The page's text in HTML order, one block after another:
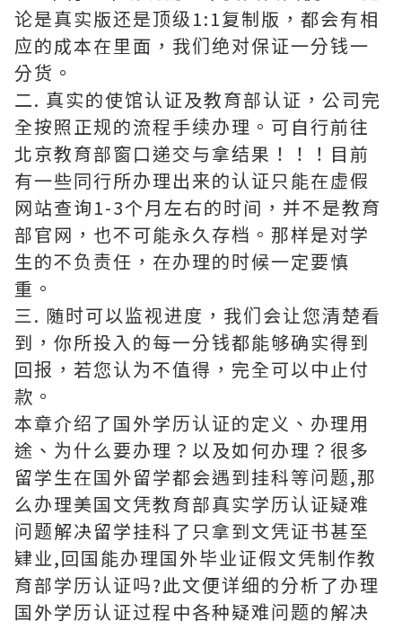
论是真实版还是顶级1:1复制版，都会有相
应的成本在里面，我们绝对保证一分钱一
分货。
二. 真实的使馆认证及教育部认证，公司完
全按照正规的流程手续办理。可自行前往
北京教育部窗口递交与拿结果！！！目前
有一些同行所办理出来的认证只能在虚假
网站查询1-3个月左右的时间，并不是教育
部官网，也不可能永久存档。那样是对学
生的不负责任，在办理的时候一定要慎
重。
三. 随时可以监视进度，我们会让您清楚看
到，你所投入的每一分钱都能够确实得到
回报，若您认为不值得，完全可以中止付
款。
本章介绍了国外学历认证的定义、办理用
途、为什么要办理？以及如何办理？很多
留学生在国外留学都会遇到挂科等问题,那
么办理美国文凭教育部真实学历认证疑难
问题解决留学挂科了只拿到文凭证书甚至
肄业,回国能办理国外毕业证假文凭制作教
育部学历认证吗?此文便详细的分析了办理
国外学历认证过程中各种疑难问题的解决